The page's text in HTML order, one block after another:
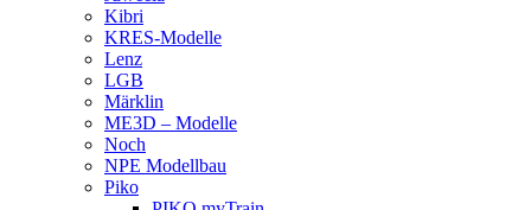
Kibri
KRES-Modelle
Lenz
LGB
Märklin
ME3D – Modelle
Noch
NPE Modellbau
Piko